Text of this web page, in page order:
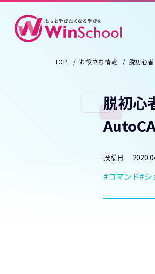
TOP お役立ち情報 脱初心
脱初心
投稿日
コマンド シ